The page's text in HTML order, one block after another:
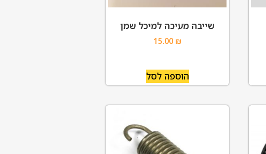
שייבה מעיכה למיכל שמן
15.00 ₪
הוספה לסל